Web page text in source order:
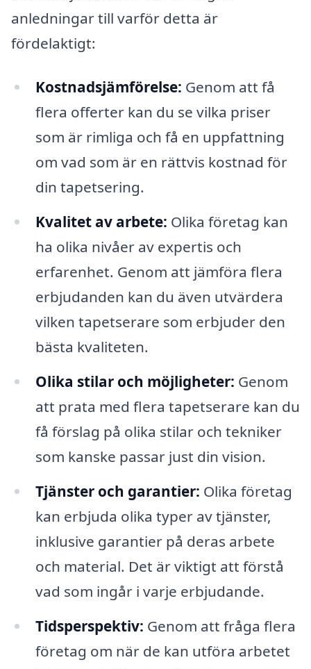
anledningar till varför detta är
fördelaktigt:
Kostnadsjämförelse: Genom att få
flera offerter kan du se vilka priser
som är rimliga och få en uppfattning
om vad som är en rättvis kostnad för
din tapetsering.
Kvalitet av arbete: Olika företag kan
ha olika nivåer av expertis och
erfarenhet. Genom att jämföra flera
erbjudanden kan du även utvärdera
vilken tapetserare som erbjuder den
bästa kvaliteten.
Olika stilar och möjligheter: Genom
att prata med flera tapetserare kan du
få förslag på olika stilar och tekniker
som kanske passar just din vision.
Tjänster och garantier: Olika företag
kan erbjuda olika typer av tjänster,
inklusive garantier på deras arbete
och material. Det är viktigt att förstå
vad som ingår i varje erbjudande.
Tidsperspektiv: Genom att fråga flera
företag om när de kan utföra arbetet